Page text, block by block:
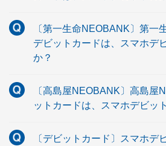
〔第一生命NEOBANK〕第一
デビットカードは、スマホデ
か？
〔高島屋NEOBANK〕高島屋
ットカードは、スマホデビッ
〔デビットカード〕スマホデ